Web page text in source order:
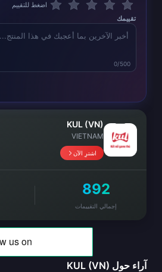
اضغط للتقييم
تقييمك
0/500
KUL (VN)
VIETNAM
اشترِ الآن
892
إجمالي التقييمات
آراء حول KUL (VN)